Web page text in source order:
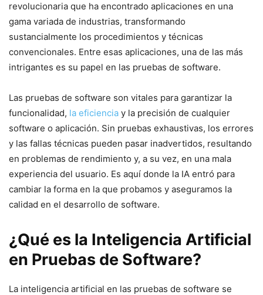
revolucionaria que ha⁢ encontrado aplicaciones en una
gama variada de industrias, transformando
⁣sustancialmente‍ los⁤ procedimientos y técnicas
convencionales. Entre esas aplicaciones, una de ​las más
⁣intrigantes es su papel en las pruebas de software.
Las pruebas de​ software son vitales para garantizar la
funcionalidad, la eficiencia y la precisión de cualquier
software ⁢o aplicación. ⁢Sin pruebas exhaustivas,⁢ los errores
y las fallas técnicas pueden pasar inadvertidos, resultando
en problemas de rendimiento‌ y,‌ a​ su vez, en ⁣una mala
experiencia del usuario. ​Es aquí donde ⁤la ‌IA entró para‍
cambiar ⁢la ⁢forma⁢ en ⁣la que probamos y aseguramos la
calidad​ en el desarrollo de software.
¿Qué‌ es la Inteligencia Artificial
en Pruebas de Software?
La inteligencia artificial ⁢en las ⁣pruebas de software⁤ se